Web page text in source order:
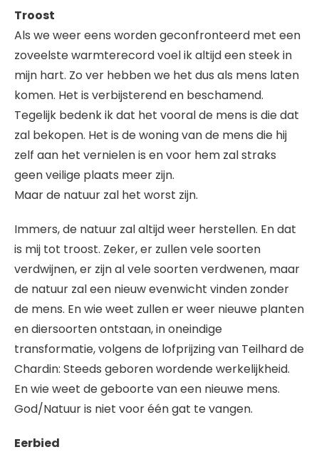
Troost
Als we weer eens worden geconfronteerd met een
zoveelste warmterecord voel ik altijd een steek in
mijn hart. Zo ver hebben we het dus als mens laten
komen. Het is verbijsterend en beschamend.
Tegelijk bedenk ik dat het vooral de mens is die dat
zal bekopen. Het is de woning van de mens die hij
zelf aan het vernielen is en voor hem zal straks
geen veilige plaats meer zijn.
Maar de natuur zal het worst zijn.
Immers, de natuur zal altijd weer herstellen. En dat
is mij tot troost. Zeker, er zullen vele soorten
verdwijnen, er zijn al vele soorten verdwenen, maar
de natuur zal een nieuw evenwicht vinden zonder
de mens. En wie weet zullen er weer nieuwe planten
en diersoorten ontstaan, in oneindige
transformatie, volgens de lofprijzing van Teilhard de
Chardin: Steeds geboren wordende werkelijkheid.
En wie weet de geboorte van een nieuwe mens.
God/Natuur is niet voor één gat te vangen.
Eerbied